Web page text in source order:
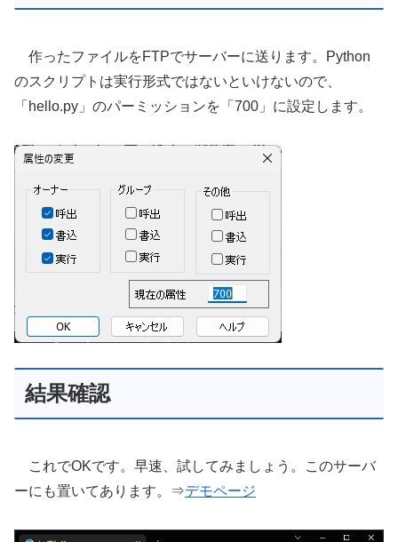
作ったファイルをFTPでサーバーに送ります。Python
のスクリプトは実行形式ではないといけないので、
「hello.py」のパーミッションを「700」に設定します。
結果確認
これでOKです。早速、試してみましょう。このサーバ
ーにも置いてあります。⇒デモページ